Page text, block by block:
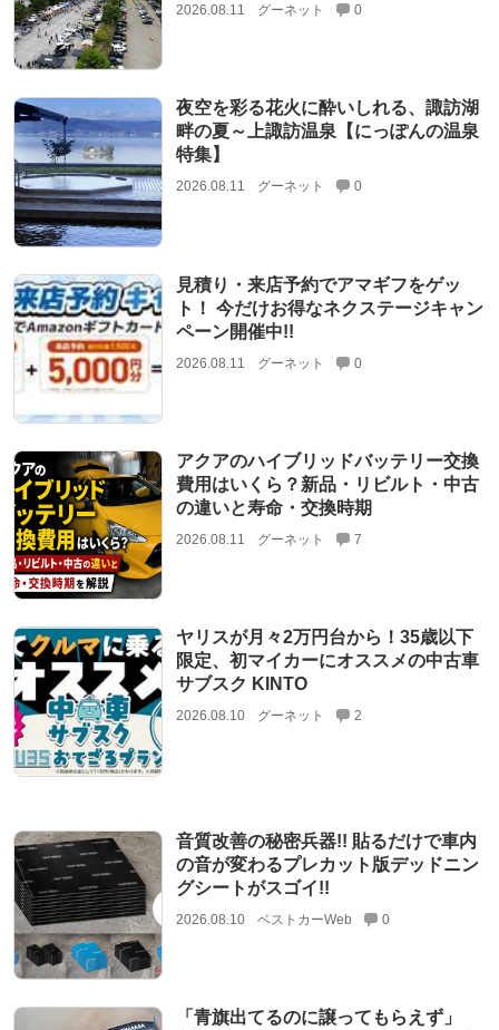
2026.08.11 グーネット 0
夜空を彩る花火に酔いしれる、諏訪湖
畔の夏～上諏訪温泉【にっぽんの温泉
特集】
2026.08.11 グーネット 0
見積り・来店予約でアマギフをゲッ
ト！ 今だけお得なネクステージキャン
ペーン開催中!!
2026.08.11 グーネット 0
アクアのハイブリッドバッテリー交換
費用はいくら？新品・リビルト・中古
の違いと寿命・交換時期
2026.08.11 グーネット 7
ヤリスが月々2万円台から！35歳以下
限定、初マイカーにオススメの中古車
サブスク KINTO
2026.08.10 グーネット 2
音質改善の秘密兵器!! 貼るだけで車内
の音が変わるプレカット版デッドニン
グシートがスゴイ!!
2026.08.10 ベストカーWeb 0
「青旗出てるのに譲ってもらえず」